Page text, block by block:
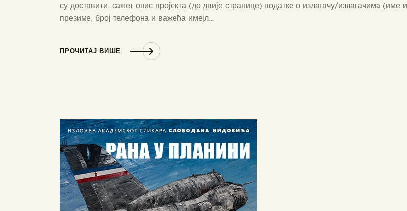
су доставити: сажет опис пројекта (до двије странице) податке о излагачу/излагачима (име и
презиме, број телефона и важећа имејл…
ПРОЧИТАЈ ВИШЕ